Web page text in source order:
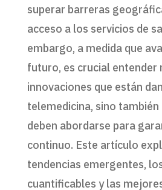
superar barreras
acceso a los servicios de
embargo, a medida que
futuro, es crucial entender
innovaciones que están
telemedicina, sino
deben abordarse para
continuo. Este artículo
tendencias emergentes,
cuantificables y las